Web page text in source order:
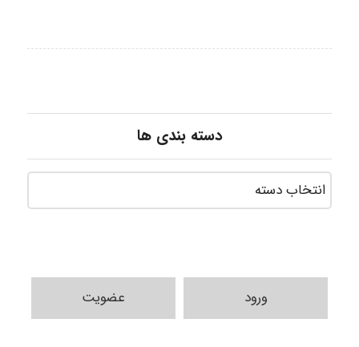
دسته بندی ها
ورود عضویت